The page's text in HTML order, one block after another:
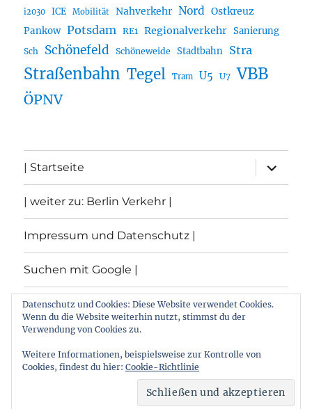
i2030 ICE Mobilität Nahverkehr Nord Ostkreuz
Pankow Potsdam RE1 Regionalverkehr Sanierung
Sch Schönefeld Schöneweide Stadtbahn Stra
Straßenbahn Tegel Tram U5 U7 VBB
ÖPNV
| Startseite
öffnen
| weiter zu: Berlin Verkehr |
Impressum und Datenschutz |
Suchen mit Google |
Themen
Archiv von: Berlin:Verkehr
Stolz präsentiert von
Datenschutz und Cookies: Diese Website verwendet Cookies.
Wenn du die Website weiterhin nutzt, stimmst du der
Verwendung von Cookies zu.
Weitere Informationen, beispielsweise zur Kontrolle von
Cookies, findest du hier: Cookie-Richtlinie